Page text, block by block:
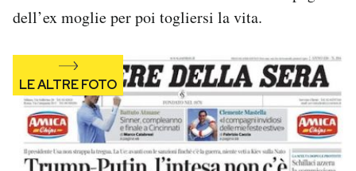
dell’ex moglie per poi togliersi la vita.